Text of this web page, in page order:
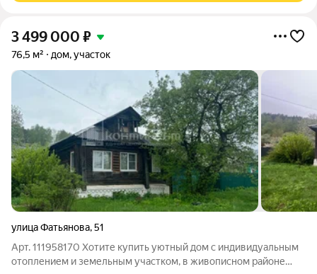
3 499 000 ₽
76,5 м² дом, участок
улица Фатьянова,51
Арт. 111958170 Хотите купить уютный дом с индивидуальным
отоплением и земельным участком, в живописном районе